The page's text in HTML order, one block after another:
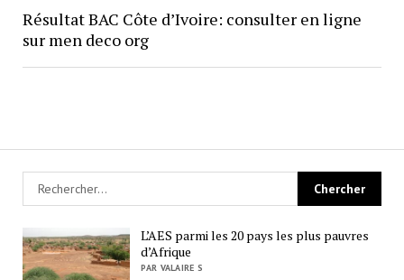
Résultat BAC Côte d’Ivoire: consulter en ligne
sur men deco org
L’AES parmi les 20 pays les plus pauvres
d’Afrique
PAR VALAIRE S